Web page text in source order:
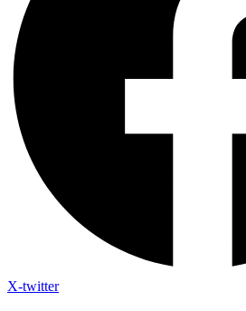
X-twitter